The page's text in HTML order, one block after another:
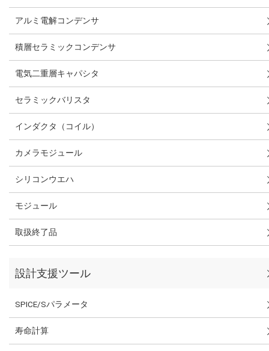
アルミ電解コンデンサ
積層セラミックコンデンサ
電気二重層キャパシタ
セラミックバリスタ
インダクタ（コイル）
カメラモジュール
シリコンウエハ
モジュール
取扱終了品
設計支援ツール
SPICE/Sパラメータ
寿命計算